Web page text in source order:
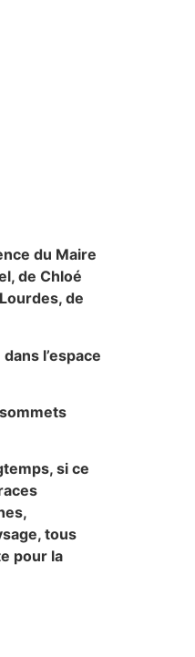
du Maire
de Chloé
de
l’espace
si ce
tous
pour la